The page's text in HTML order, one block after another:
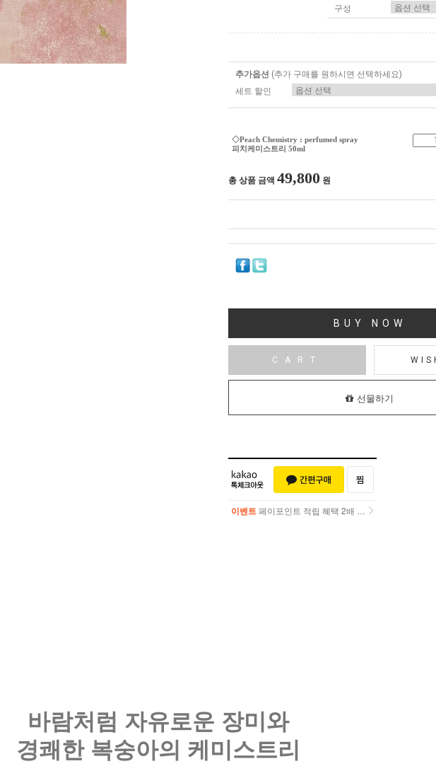
구성
추가옵션 (추가 구매를 원하시면 선택하세요)
세트 할인
◇Peach Chemistry : perfumed spray
피치케미스트리 50ml
총 상품 금액 49,800 원
BUY NOW
CART
선물하기
이벤트 페이포인트 적립 혜택 2배 UP!
바람처럼 자유로운 장미와
경쾌한 복숭아의 케미스트리